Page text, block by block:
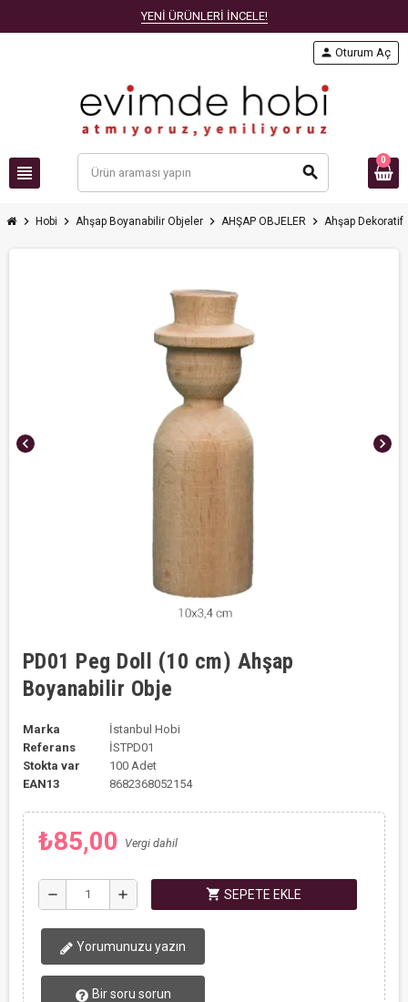
YENİ ÜRÜNLERİ İNCELE!
view_headline search
person Oturum Aç
0
chevron_right Hobi chevron_right Ahşap Boyanabilir Objeler chevron_right AHŞAP OBJELER chevron_right Ahşap Dekoratif
chevron_left chevron_right
PD01 Peg Doll (10 cm) Ahşap
Boyanabilir Obje
Marka
İstanbul Hobi
Referans
İSTPD01
Stokta var
100 Adet
EAN13
8682368052154
₺85,00 Vergi dahil
remove add shopping_cart SEPETE EKLE
Yorumunuzu yazın
Bir soru sorun